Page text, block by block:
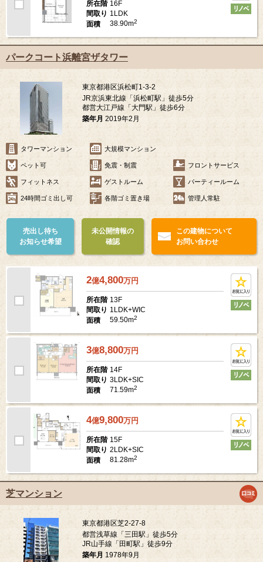
所在階 16F
間取り 1LDK
面積
38.90m2
パークコート浜離宮ザタワー
東京都港区浜松町1-3-2
JR京浜東北線「浜松町駅」徒歩5分
都営大江戸線「大門駅」徒歩6分
築年月 2019年2月
タワーマンション 大規模マンション
ペット可 免震・制震 フロントサービス
フィットネス ゲストルーム パーティールーム
24時間ゴミ出し可 各階ゴミ置き場 管理人常駐
売出し待ち
お知らせ希望
未公開情報の
確認
この建物について
お問い合わせ
2億4,800万円
所在階 13F
間取り 1LDK+WIC
面積
59.50m2
3億8,800万円
所在階 14F
間取り 3LDK+SIC
面積
71.59m2
4億9,800万円
所在階 15F
間取り 2LDK+SIC
面積
81.28m2
芝マンション
東京都港区芝2-27-8
都営浅草線「三田駅」徒歩5分
JR山手線「田町駅」徒歩9分
築年月 1978年9月